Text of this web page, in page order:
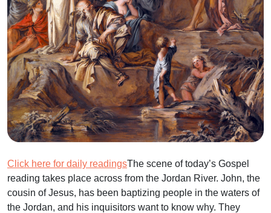
Click here for daily readingsThe scene of today’s Gospel
reading takes place across from the Jordan River. John, the
cousin of Jesus, has been baptizing people in the waters of
the Jordan, and his inquisitors want to know why. They